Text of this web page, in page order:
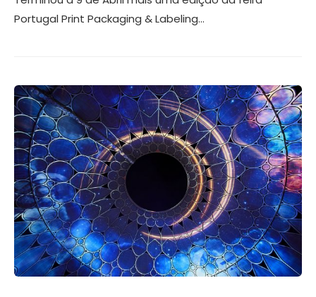
Portugal Print Packaging & Labeling…